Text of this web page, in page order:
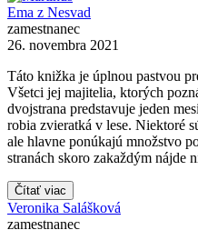
Ema z Nesvad
zamestnanec
26. novembra 2021
Táto knižka je úplnou pastvou
Všetci jej majitelia, ktorých
dvojstrana predstavuje jeden
robia zvieratká v lese. Niektoré
ale hlavne ponúkajú množstvo
stranách skoro zakaždým nájde
Čítať viac
Veronika Salášková
zamestnanec